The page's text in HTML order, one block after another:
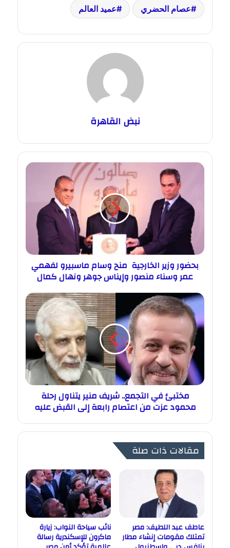
عصام الحضري عميد العالم
نبض القاهرة
بحضور وزير الخارجية منح وسام ماسبيرو لفهمي
عمر وسناء منصور وإيناس جوهر ونهال كمال
مختبئ في التجمع.. شريف منير يتناول رحلة
محمود عزت من اعتصام رابعة إلى القبض عليه
مقالات ذات صلة
عاطف عبد اللطيف: مصر
تمتلك مقومات إنشاء مطار
نائب سياحة النواب: زيارة
ماكرون للإسكندرية رسالة